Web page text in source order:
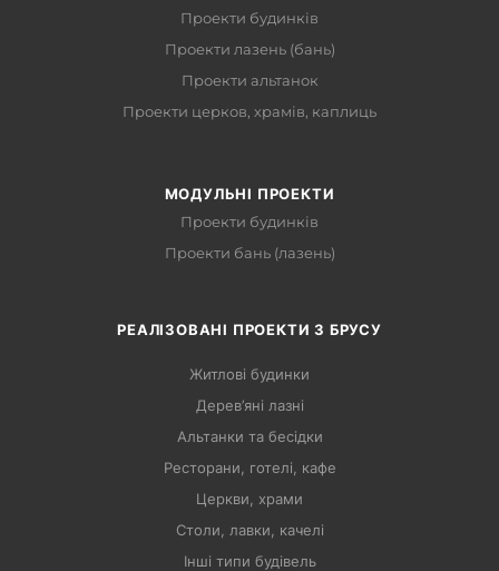
Проекти будинків
Проекти лазень (бань)
Проекти альтанок
Проекти церков, храмів, каплиць
МОДУЛЬНІ ПРОЕКТИ
Проекти будинків
Проекти бань (лазень)
РЕАЛІЗОВАНІ ПРОЕКТИ З БРУСУ
Житлові будинки
Дерев’яні лазні
Альтанки та бесідки
Ресторани, готелі, кафе
Церкви, храми
Столи, лавки, качелі
Інші типи будівель